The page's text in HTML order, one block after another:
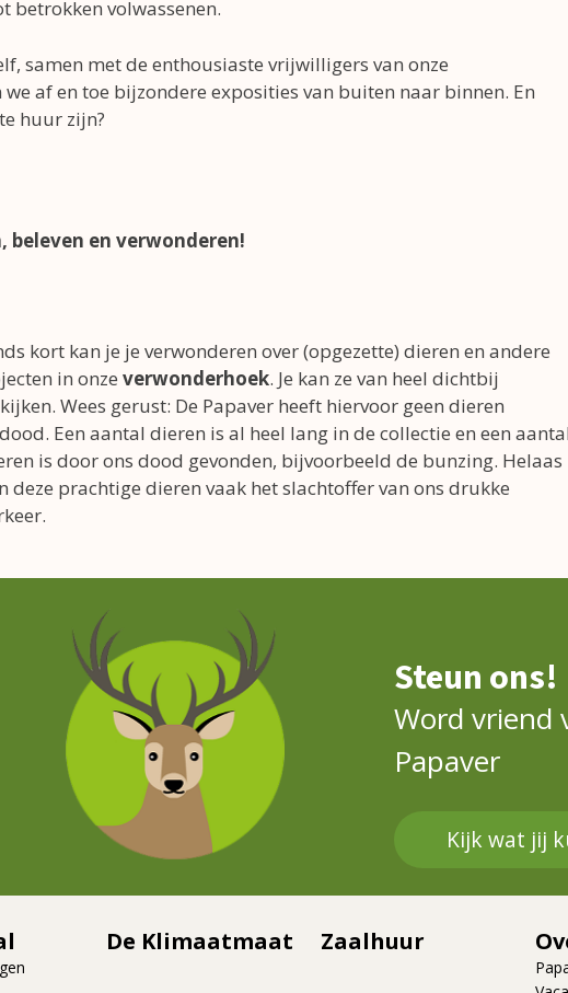
betrokken volwassenen.
samen met de enthousiaste vrijwilligers van onze
af en toe bijzondere exposities van buiten naar binnen. En
huur zijn?
beleven en verwonderen!
kort kan je je verwonderen over (opgezette) dieren en andere
in onze verwonderhoek. Je kan ze van heel dichtbij
Wees gerust: De Papaver heeft hiervoor geen dieren
Een aantal dieren is al heel lang in de collectie en een
is door ons dood gevonden, bijvoorbeeld de bunzing. Helaas
deze prachtige dieren vaak het slachtoffer van ons drukke
Steun ons!
Word vriend
Papaver
Kijk wat jij
De Klimaatmaat Zaalhuur